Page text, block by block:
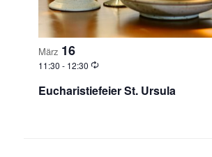
März 16
11:30 - 12:30
Eucharistiefeier St. Ursula